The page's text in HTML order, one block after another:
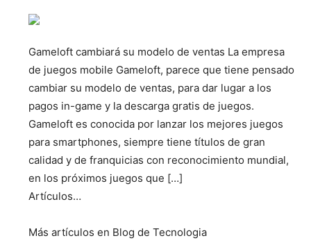
Gameloft cambiará su modelo de ventas La empresa
de juegos mobile Gameloft, parece que tiene pensado
cambiar su modelo de ventas, para dar lugar a los
pagos in-game y la descarga gratis de juegos.
Gameloft es conocida por lanzar los mejores juegos
para smartphones, siempre tiene títulos de gran
calidad y de franquicias con reconocimiento mundial,
en los próximos juegos que […]
Artículos…
Más artículos en Blog de Tecnologia